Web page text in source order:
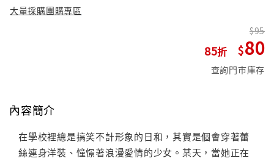
大量採購團購專區
85
95
80
查詢門市庫存
內容簡介
在學校裡總是搞笑不計形象的日和，其實是個會穿著蕾
絲連身洋裝、憧憬著浪漫愛情的少女。某天，當她正在